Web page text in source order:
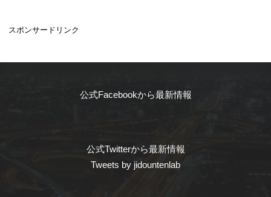
スポンサードリンク
公式Facebookから最新情報
公式Twitterから最新情報
Tweets by jidountenlab